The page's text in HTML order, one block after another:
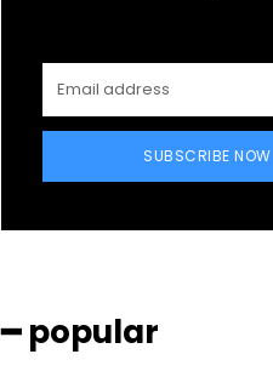
SUBSCRIBE NOW
━ popular